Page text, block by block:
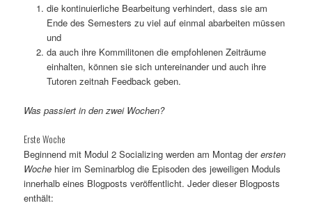
die kontinuierliche Bearbeitung verhindert, dass sie am
Ende des Semesters zu viel auf einmal abarbeiten müssen
und
da auch ihre Kommilitonen die empfohlenen Zeiträume
einhalten, können sie sich untereinander und auch ihre
Tutoren zeitnah Feedback geben.
Was passiert in den zwei Wochen?
Erste Woche
Beginnend mit Modul 2 Socializing werden am Montag derersten
Woche hier im Seminarblog die Episoden des jeweiligen Moduls
innerhalb eines Blogposts veröffentlicht. Jeder dieser Blogposts
enthält: